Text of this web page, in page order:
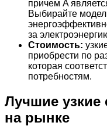
причем A
Выбирайте
за
Стоимость:
приобрести по
которая
потребностям.
Лучшие
на рынке